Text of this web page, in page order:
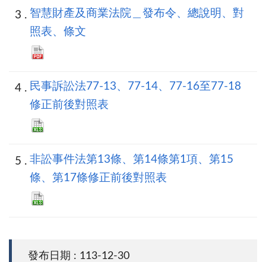
智慧財產及商業法院＿發布令、總說明、對
照表、條文
民事訴訟法77-13、77-14、77-16至77-18
修正前後對照表
非訟事件法第13條、第14條第1項、第15
條、第17條修正前後對照表
發布日期 : 113-12-30